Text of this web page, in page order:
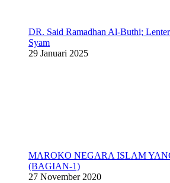
DR. Said Ramadhan Al-Buthi;
Syam
29 Januari 2025
MAROKO NEGARA ISLAM
(BAGIAN-1)
27 November 2020